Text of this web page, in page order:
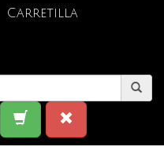
Carretilla